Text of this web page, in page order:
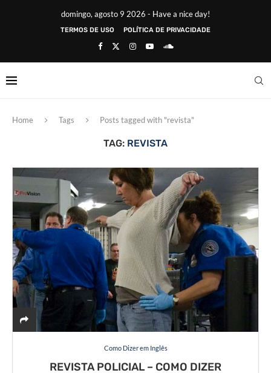
domingo, agosto 9 2026 - Have a nice day!
TERMOS DE USO POLÍTICA DE PRIVACIDADE
Home Tags Posts tagged with "revista"
TAG: REVISTA
Como Dizer em Inglês
REVISTA POLICIAL – COMO DIZER